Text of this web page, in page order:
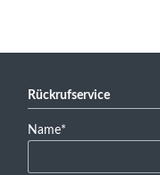
Rückrufservice
Pflichtfeld
Name*